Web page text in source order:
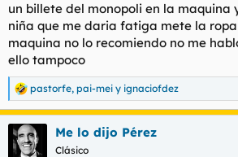
un billete del monopoli en la maquina
niña que me daria fatiga mete la
maquina no lo recomiendo no me
ello tampoco
R
e
a
c
c
pastorfe, pai-mei y ignaciofdez
Me lo dijo Pérez
Clásico